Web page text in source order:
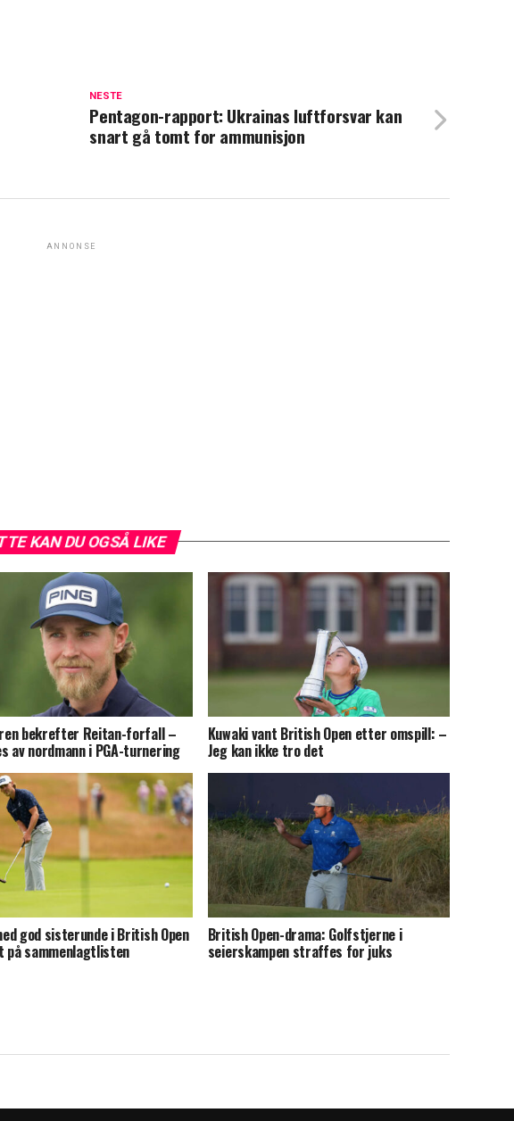
NESTE
Pentagon-rapport: Ukrainas luftforsvar kan
snart gå tomt for ammunisjon
ANNONSE
KAN DU OGSÅ LIKE
bekrefter Reitan-forfall –
av nordmann i PGA-turnering
Kuwaki vant British Open etter omspill: –
Jeg kan ikke tro det
god sisterunde i British Open
sammenlagtlisten
British Open-drama: Golfstjerne i
seierskampen straffes for juks